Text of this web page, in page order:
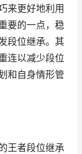
来更好地利用
要的一点，稳
段位继承。其
连以减少段位
和自身情形管
王者段位继承